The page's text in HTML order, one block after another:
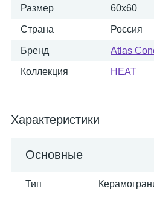
Размер 60x60
Страна Россия
Бренд Atlas
Коллекция HEAT
Характеристики
Основные
Тип